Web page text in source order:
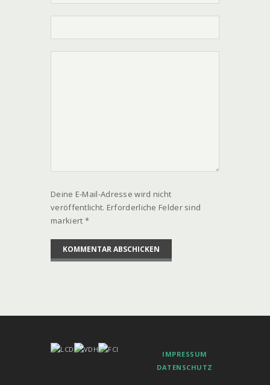
Deine E-Mail-Adresse wird nicht
veröffentlicht. Erforderliche Felder sind
markiert *
IMPRESSUM
DATENSCHUTZ